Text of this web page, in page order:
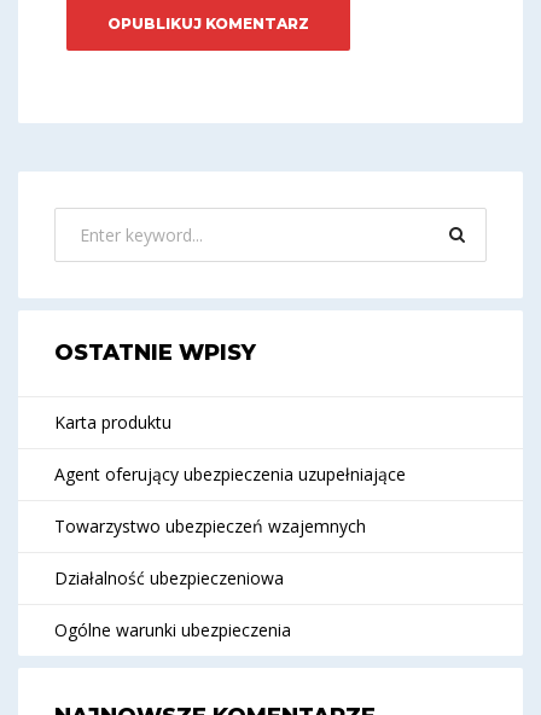
OSTATNIE WPISY
Karta produktu
Agent oferujący ubezpieczenia uzupełniające
Towarzystwo ubezpieczeń wzajemnych
Działalność ubezpieczeniowa
Ogólne warunki ubezpieczenia